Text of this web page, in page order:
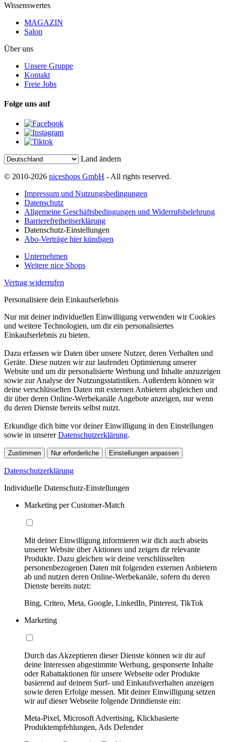
Wissenswertes
MAGAZIN
Salon
Über uns
Unsere Gruppe
Kontakt
Freie Jobs
Folge uns auf
Land ändern
© 2010-2026 niceshops GmbH - All rights reserved.
Impressum und Nutzungsbedingungen
Datenschutz
Allgemeine Geschäftsbedingungen und Widerrufsbelehrung
Barrierefreiheitserklärung
Datenschutz-Einstellungen
Abo-Verträge hier kündigen
Unternehmen
Weitere nice Shops
Vertrag widerrufen
Personalisiere dein Einkaufserlebnis
Nur mit deiner individuellen Einwilligung verwenden wir Cookies
und weitere Technologien, um dir ein personalisiertes
Einkaufserlebnis zu bieten.
Dazu erfassen wir Daten über unsere Nutzer, deren Verhalten und
Geräte. Diese nutzen wir zur laufenden Optimierung unserer
Website und um dir personalisierte Werbung und Inhalte anzuzeigen
sowie zur Analyse der Nutzungsstatistiken. Außerdem können wir
deine verschlüsselten Daten mit externen Anbietern abgleichen und
dir über deren Online-Werbekanäle Angebote anzeigen, nur wenn
du deren Dienste bereits selbst nutzt.
Erkundige dich bitte vor deiner Einwilligung in den Einstellungen
sowie in unsererDatenschutzerklärung.
Zustimmen Nur erforderliche Einstellungen anpassen
Datenschutzerklärung
Individuelle Datenschutz-Einstellungen
Marketing per Customer-Match
Mit deiner Einwilligung informieren wir dich auch abseits
unserer Website über Aktionen und zeigen dir relevante
Produkte. Dazu gleichen wir deine verschlüsselten
personenbezogenen Daten mit folgenden externen Anbietern
ab und nutzen deren Online-Werbekanäle, sofern du deren
Dienste bereits nutzt:
Bing, Criteo, Meta, Google, LinkedIn, Pinterest, TikTok
Marketing
Durch das Akzeptieren dieser Dienste können wir dir auf
deine Interessen abgestimmte Werbung, gesponserte Inhalte
oder Rabattaktionen für unsere Webseite oder Produkte
basierend auf deinem Surf- und Einkaufsverhalten anzeigen
sowie deren Erfolge messen. Mit deiner Einwilligung setzen
wir auf dieser Webseite folgende Drittdienste ein:
Meta-Pixel, Microsoft Advertising, Klickbasierte
Produktempfehlungen, Ads Defender